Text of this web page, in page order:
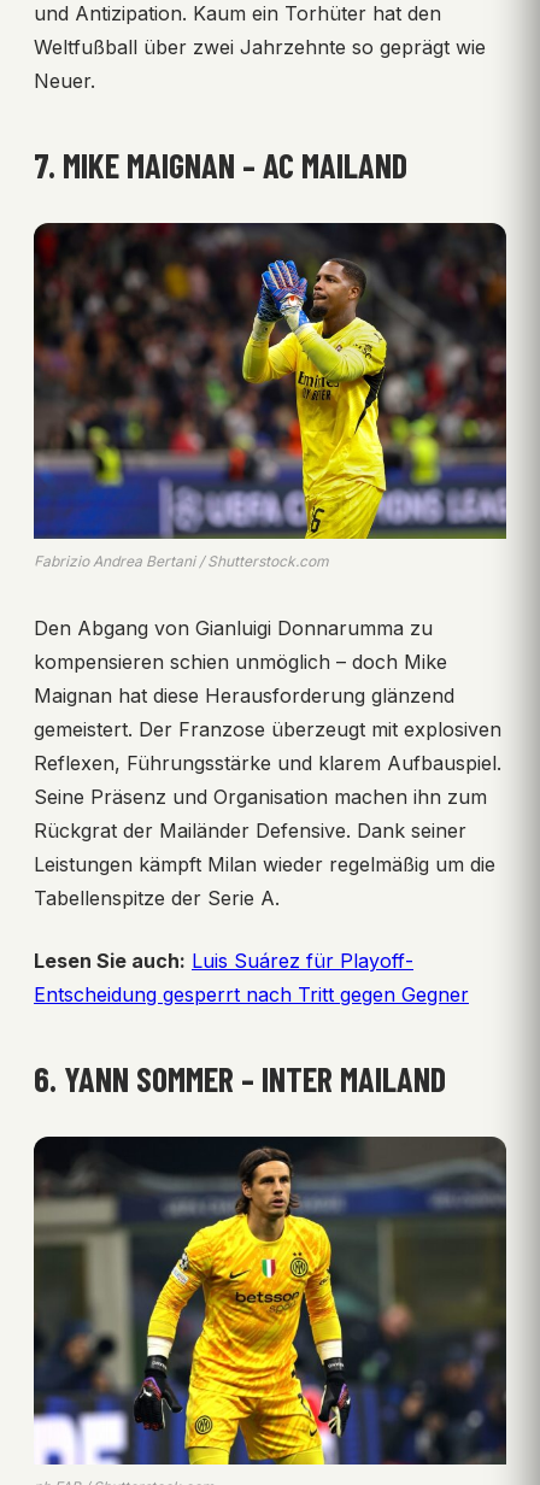
und Antizipation. Kaum ein Torhüter hat den
Weltfußball über zwei Jahrzehnte so geprägt wie
Neuer.
7. MIKE MAIGNAN – AC MAILAND
Fabrizio Andrea Bertani / Shutterstock.com
Den Abgang von Gianluigi Donnarumma zu
kompensieren schien unmöglich – doch Mike
Maignan hat diese Herausforderung glänzend
gemeistert. Der Franzose überzeugt mit explosiven
Reflexen, Führungsstärke und klarem Aufbauspiel.
Seine Präsenz und Organisation machen ihn zum
Rückgrat der Mailänder Defensive. Dank seiner
Leistungen kämpft Milan wieder regelmäßig um die
Tabellenspitze der Serie A.
Lesen Sie auch: Luis Suárez für Playoff-
Entscheidung gesperrt nach Tritt gegen Gegner
6. YANN SOMMER – INTER MAILAND